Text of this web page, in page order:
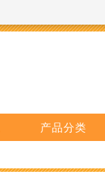
产品分类